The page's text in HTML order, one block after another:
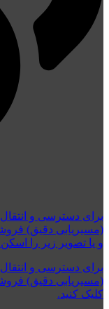
برای دسترسی و
(مسیریابی دقیق)
و یا تصویر زیر را اسکن
برای دسترسی و
(مسیریابی دقیق)
کلیک کنید.